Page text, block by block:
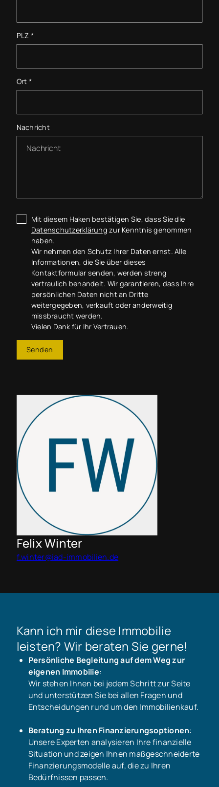
PLZ *
Ort *
Nachricht
Mit diesem Haken bestätigen Sie, dass Sie die
Datenschutzerklärung zur Kenntnis genommen
haben.
Wir nehmen den Schutz Ihrer Daten ernst. Alle
Informationen, die Sie über dieses
Kontaktformular senden, werden streng
vertraulich behandelt. Wir garantieren, dass Ihre
persönlichen Daten nicht an Dritte
weitergegeben, verkauft oder anderweitig
missbraucht werden.
Vielen Dank für Ihr Vertrauen.
Senden
Felix Winter
f.winter@iad-immobilien.de
Kann ich mir diese Immobilie
leisten? Wir beraten Sie gerne!
Persönliche Begleitung auf dem Weg zur
eigenen Immobilie:
Wir stehen Ihnen bei jedem Schritt zur Seite
und unterstützen Sie bei allen Fragen und
Entscheidungen rund um den Immobilienkauf.
Beratung zu Ihren Finanzierungsoptionen:
Unsere Experten analysieren Ihre finanzielle
Situation und zeigen Ihnen maßgeschneiderte
Finanzierungsmodelle auf, die zu Ihren
Bedürfnissen passen.